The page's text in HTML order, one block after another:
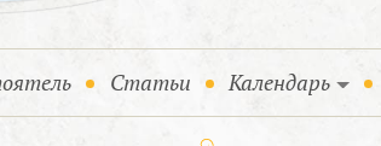
Статьи Календарь